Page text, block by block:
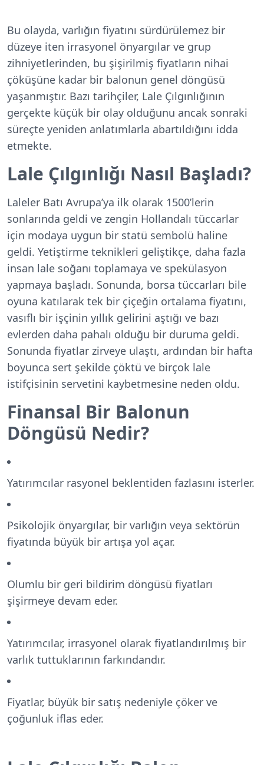
Bu olayda, varlığın fiyatını sürdürülemez bir
düzeye iten irrasyonel önyargılar ve grup
zihniyetlerinden, bu şişirilmiş fiyatların nihai
çöküşüne kadar bir balonun genel döngüsü
yaşanmıştır. Bazı tarihçiler, Lale Çılgınlığının
gerçekte küçük bir olay olduğunu ancak sonraki
süreçte yeniden anlatımlarla abartıldığını idda
etmekte.
Lale Çılgınlığı Nasıl Başladı?
Laleler Batı Avrupa’ya ilk olarak 1500’lerin
sonlarında geldi ve zengin Hollandalı tüccarlar
için modaya uygun bir statü sembolü haline
geldi. Yetiştirme teknikleri geliştikçe, daha fazla
insan lale soğanı toplamaya ve spekülasyon
yapmaya başladı. Sonunda, borsa tüccarları bile
oyuna katılarak tek bir çiçeğin ortalama fiyatını,
vasıflı bir işçinin yıllık gelirini aştığı ve bazı
evlerden daha pahalı olduğu bir duruma geldi.
Sonunda fiyatlar zirveye ulaştı, ardından bir hafta
boyunca sert şekilde çöktü ve birçok lale
istifçisinin servetini kaybetmesine neden oldu.
Finansal Bir Balonun
Döngüsü Nedir?
Yatırımcılar rasyonel beklentiden fazlasını isterler.
Psikolojik önyargılar, bir varlığın veya sektörün
fiyatında büyük bir artışa yol açar.
Olumlu bir geri bildirim döngüsü fiyatları
şişirmeye devam eder.
Yatırımcılar, irrasyonel olarak fiyatlandırılmış bir
varlık tuttuklarının farkındandır.
Fiyatlar, büyük bir satış nedeniyle çöker ve
çoğunluk iflas eder.